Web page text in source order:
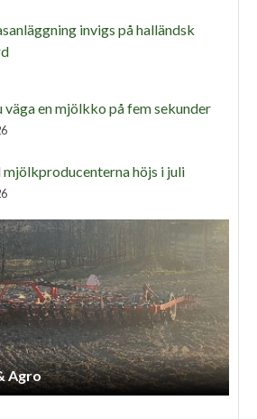
invigs på halländsk
väga en mjölkko på fem sekunder
höjs i juli